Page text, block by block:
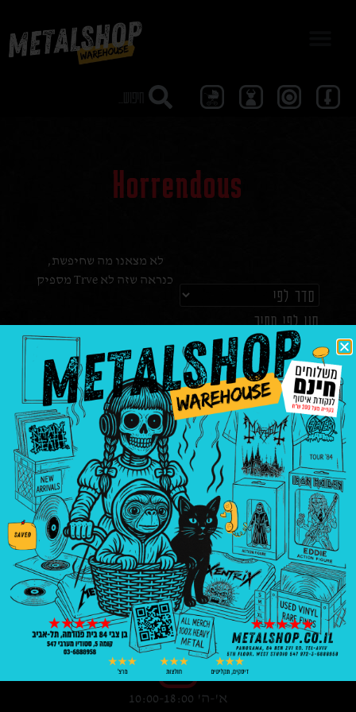
Horrendous
סנן לפי מחיר
₪
8
—
₪
3008
לא מצאנו מה שחיפשת,
כנראה שזה לא Trve מספיק
בניין פנורמה, בן צבי 84, ת"א קומה 5, סטודיו
547
03-6888958
א'-ה' 10:00-18:00